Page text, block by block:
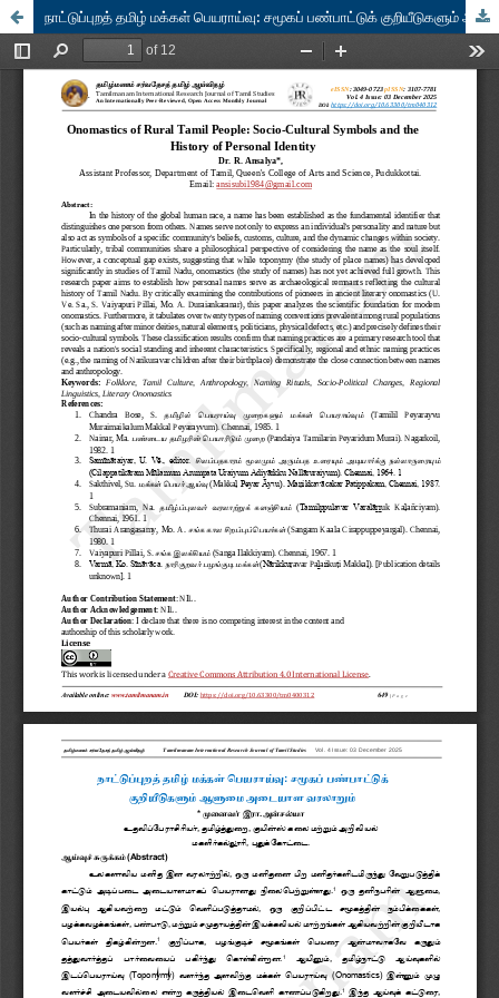
நாட்டுப்புறத் தமிழ் மக்கள் பெயராய்வு: சமூகப் பண்பாட்டுக் குறியீடுகளும் ஆளுமை அடையாள வரலாறும்